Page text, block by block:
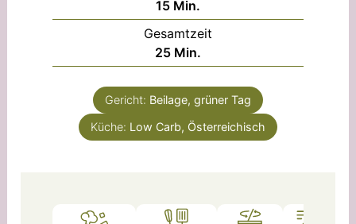
15Minuten
Min.
Gesamtzeit
25Minuten
Min.
Gericht: Beilage, grüner Tag
Küche: Low Carb, Österreichisch